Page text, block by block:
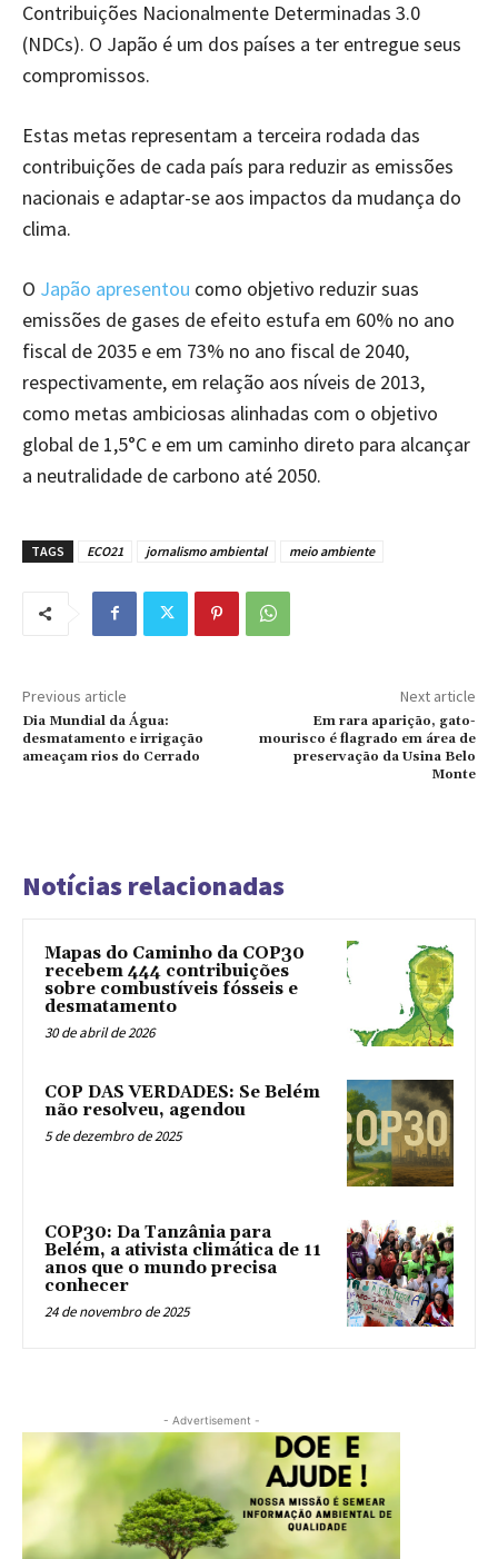
Contribuições Nacionalmente Determinadas 3.0
(NDCs). O Japão é um dos países a ter entregue seus
compromissos.
Estas metas representam a terceira rodada das
contribuições de cada país para reduzir as emissões
nacionais e adaptar-se aos impactos da mudança do
clima.
O Japão apresentou como objetivo reduzir suas
emissões de gases de efeito estufa em 60% no ano
fiscal de 2035 e em 73% no ano fiscal de 2040,
respectivamente, em relação aos níveis de 2013,
como metas ambiciosas alinhadas com o objetivo
global de 1,5°C e em um caminho direto para alcançar
a neutralidade de carbono até 2050.
TAGS ECO21 jornalismo ambiental meio ambiente
Previous article
Dia Mundial da Água:
desmatamento e irrigação
ameaçam rios do Cerrado
Next article
Em rara aparição, gato-
mourisco é flagrado em área de
preservação da Usina Belo
Monte
Notícias relacionadas
Mapas do Caminho da COP30
recebem 444 contribuições
sobre combustíveis fósseis e
desmatamento
30 de abril de 2026
COP DAS VERDADES: Se Belém
não resolveu, agendou
5 de dezembro de 2025
COP30: Da Tanzânia para
Belém, a ativista climática de 11
anos que o mundo precisa
conhecer
24 de novembro de 2025
- Advertisement -